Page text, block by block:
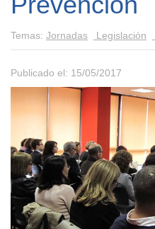
Temas: Jornadas Legislación
Publicado el: 15/05/2017